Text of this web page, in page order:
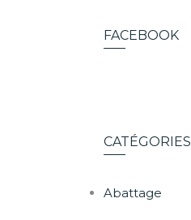
FACEBOOK
CATÉGORIES
Abattage